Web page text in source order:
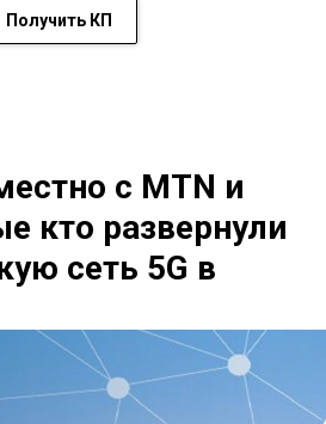
Получить КП
с MTN и
кто развернули
сеть 5G в